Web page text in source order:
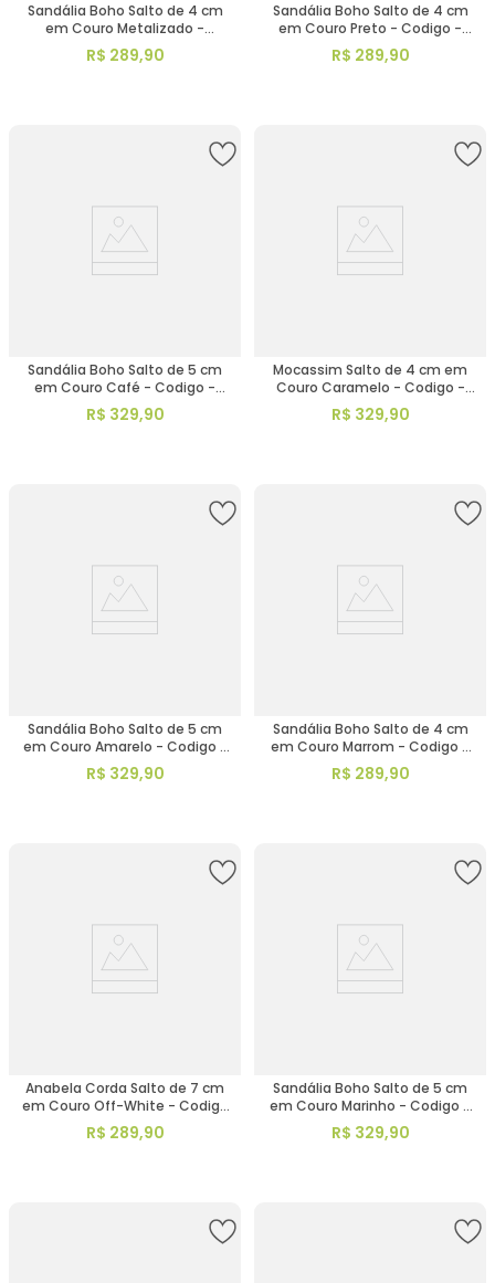
Sandália Boho Salto de 4 cm
em Couro Metalizado -
Codigo - 157093
R$ 289,90
Sandália Boho Salto de 4 cm
em Couro Preto - Codigo -
3985
R$ 289,90
Sandália Boho Salto de 5 cm
em Couro Café - Codigo -
153099
R$ 329,90
Mocassim Salto de 4 cm em
Couro Caramelo - Codigo -
3976
R$ 329,90
Sandália Boho Salto de 5 cm
em Couro Amarelo - Codigo -
153013
R$ 329,90
Sandália Boho Salto de 4 cm
em Couro Marrom - Codigo -
157094
R$ 289,90
Anabela Corda Salto de 7 cm
em Couro Off-White - Codigo
- 9706
R$ 289,90
Sandália Boho Salto de 5 cm
em Couro Marinho - Codigo -
153047
R$ 329,90